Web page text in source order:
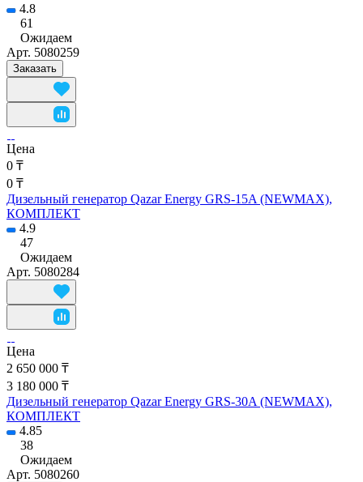
4.8
61
Ожидаем
Арт. 5080259
Заказать
Цена
0 ₸
0 ₸
Дизельный генератор Qazar Energy GRS-15A (NEWMAX),
КОМПЛЕКТ
4.9
47
Ожидаем
Арт. 5080284
Цена
2 650 000 ₸
3 180 000 ₸
Дизельный генератор Qazar Energy GRS-30A (NEWMAX),
КОМПЛЕКТ
4.85
38
Ожидаем
Арт. 5080260